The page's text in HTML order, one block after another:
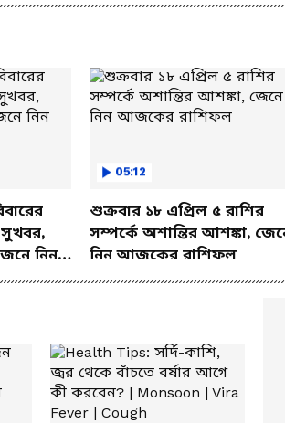
সুখবর,
নিন
05:12
শুক্রবার ১৮ এপ্রিল ৫ রাশির
সম্পর্কে অশান্তির আশঙ্কা,
নিন আজকের রাশিফল